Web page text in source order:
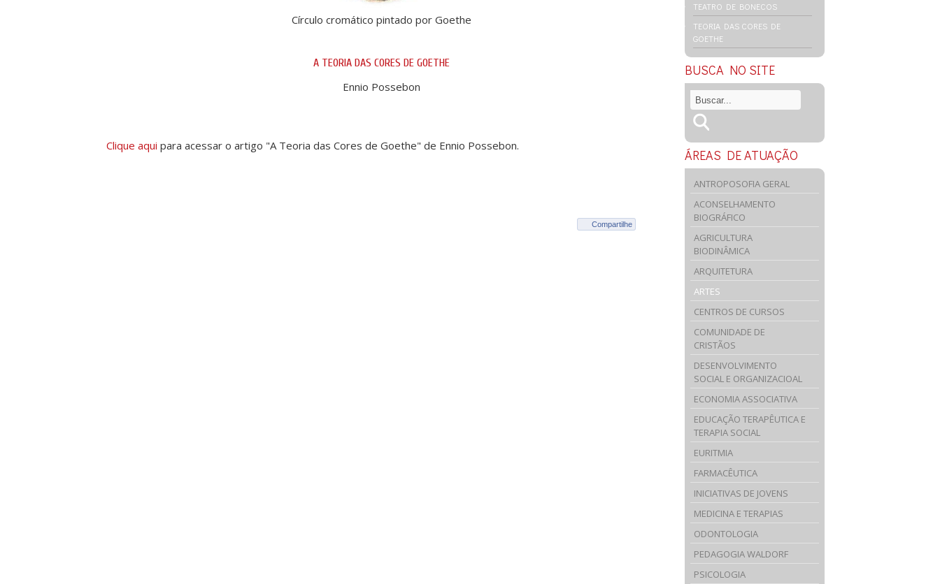
Círculo cromático pintado por Goethe
A TEORIA DAS CORES DE GOETHE
Ennio Possebon
Clique aqui para acessar o artigo "A Teoria das Cores de Goethe" de Ennio Possebon.
Compartilhe
TEATRO DE BONECOS
TEORIA DAS CORES DE
GOETHE
BUSCA NO SITE
ÁREAS DE ATUAÇÃO
ANTROPOSOFIA GERAL
ACONSELHAMENTO
BIOGRÁFICO
AGRICULTURA
BIODINÂMICA
ARQUITETURA
ARTES
CENTROS DE CURSOS
COMUNIDADE DE
CRISTÃOS
DESENVOLVIMENTO
SOCIAL E ORGANIZACIOAL
ECONOMIA ASSOCIATIVA
EDUCAÇÃO TERAPÊUTICA E
TERAPIA SOCIAL
EURITMIA
FARMACÊUTICA
INICIATIVAS DE JOVENS
MEDICINA E TERAPIAS
ODONTOLOGIA
PEDAGOGIA WALDORF
PSICOLOGIA